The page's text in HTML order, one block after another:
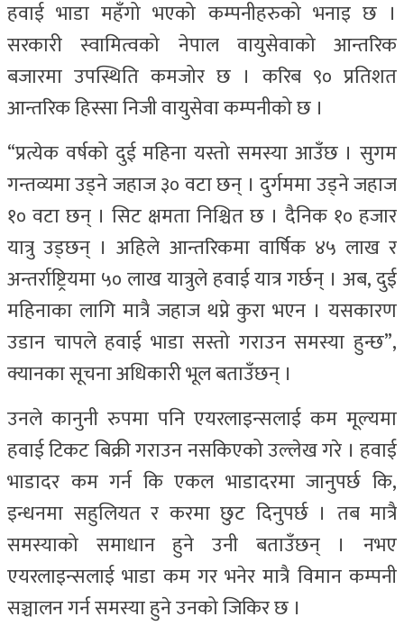
हवाई भाडा महँगो भएको कम्पनीहरुको भनाइ छ ।
सरकारी स्वामित्वको नेपाल वायुसेवाको आन्तरिक
बजारमा उपस्थिति कमजोर छ । करिब ९० प्रतिशत
आन्तरिक हिस्सा निजी वायुसेवा कम्पनीको छ ।
“प्रत्येक वर्षको दुई महिना यस्तो समस्या आउँछ । सुगम
गन्तव्यमा उड्ने जहाज ३० वटा छन् । दुर्गममा उड्ने जहाज
१० वटा छन् । सिट क्षमता निश्चित छ । दैनिक १० हजार
यात्रु उड्छन् । अहिले आन्तरिकमा वार्षिक ४५ लाख र
अन्तर्राष्ट्रियमा ५० लाख यात्रुले हवाई यात्र गर्छन् । अब, दुई
महिनाका लागि मात्रै जहाज थप्ने कुरा भएन । यसकारण
उडान चापले हवाई भाडा सस्तो गराउन समस्या हुन्छ”,
क्यानका सूचना अधिकारी भूल बताउँछन् ।
उनले कानुनी रुपमा पनि एयरलाइन्सलाई कम मूल्यमा
हवाई टिकट बिक्री गराउन नसकिएको उल्लेख गरे । हवाई
भाडादर कम गर्न कि एकल भाडादरमा जानुपर्छ कि,
इन्धनमा सहुलियत र करमा छुट दिनुपर्छ । तब मात्रै
समस्याको समाधान हुने उनी बताउँछन् । नभए
एयरलाइन्सलाई भाडा कम गर भनेर मात्रै विमान कम्पनी
सञ्चालन गर्न समस्या हुने उनको जिकिर छ ।